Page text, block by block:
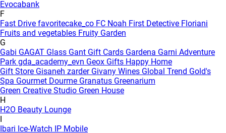
Evocabank
F
Fast Drive favoritecake_co FC Noah First Detective Floriani
Fruits and vegetables Fruity Garden
G
Gabi GAGAT Glass Gant Gift Cards Gardena Garni Adventure
Park gda_academy_evn Geox Gifts Happy Home
Gift Store Gisaneh zarder Givany Wines Global Trend Gold's
Spa Gourmet Dourme Granatus Greenarium
Green Creative Studio Green House
H
H2O Beauty Lounge
I
Ibari Ice-Watch IP Mobile